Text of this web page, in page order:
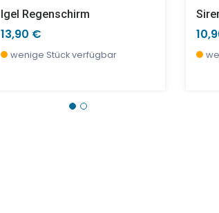
Igel Regenschirm
13,90 €
wenige Stück verfügbar